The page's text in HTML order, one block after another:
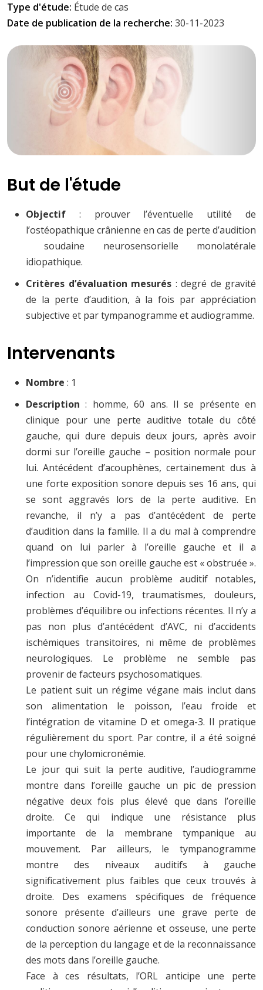
Type d'étude: Étude de cas
Date de publication de la recherche: 30-11-2023
But de l'étude
Objectif : prouver l’éventuelle utilité de
l’ostéopathique crânienne en cas de perte d’audition
soudaine neurosensorielle monolatérale
idiopathique.
Critères d’évaluation mesurés : degré de gravité
de la perte d’audition, à la fois par appréciation
subjective et par tympanogramme et audiogramme.
Intervenants
Nombre : 1
Description: homme, 60 ans. Il se présente en
clinique pour une perte auditive totale du côté
gauche, qui dure depuis deux jours, après avoir
dormi sur l’oreille gauche – position normale pour
lui. Antécédent d’acouphènes, certainement dus à
une forte exposition sonore depuis ses 16 ans, qui
se sont aggravés lors de la perte auditive. En
revanche, il n’y a pas d’antécédent de perte
d’audition dans la famille. Il a du mal à comprendre
quand on lui parler à l’oreille gauche et il a
l’impression que son oreille gauche est « obstruée ».
On n’identifie aucun problème auditif notables,
infection au Covid-19, traumatismes, douleurs,
problèmes d’équilibre ou infections récentes. Il n’y a
pas non plus d’antécédent d’AVC, ni d’accidents
ischémiques transitoires, ni même de problèmes
neurologiques. Le problème ne semble pas
provenir de facteurs psychosomatiques.
Le patient suit un régime végane mais inclut dans
son alimentation le poisson, l’eau froide et
l’intégration de vitamine D et omega-3. Il pratique
régulièrement du sport. Par contre, il a été soigné
pour une chylomicronémie.
Le jour qui suit la perte auditive, l’audiogramme
montre dans l’oreille gauche un pic de pression
négative deux fois plus élevé que dans l’oreille
droite. Ce qui indique une résistance plus
importante de la membrane tympanique au
mouvement. Par ailleurs, le tympanogramme
montre des niveaux auditifs à gauche
significativement plus faibles que ceux trouvés à
droite. Des examens spécifiques de fréquence
sonore présente d’ailleurs une grave perte de
conduction sonore aérienne et osseuse, une perte
de la perception du langage et de la reconnaissance
des mots dans l’oreille gauche.
Face à ces résultats, l’ORL anticipe une perte